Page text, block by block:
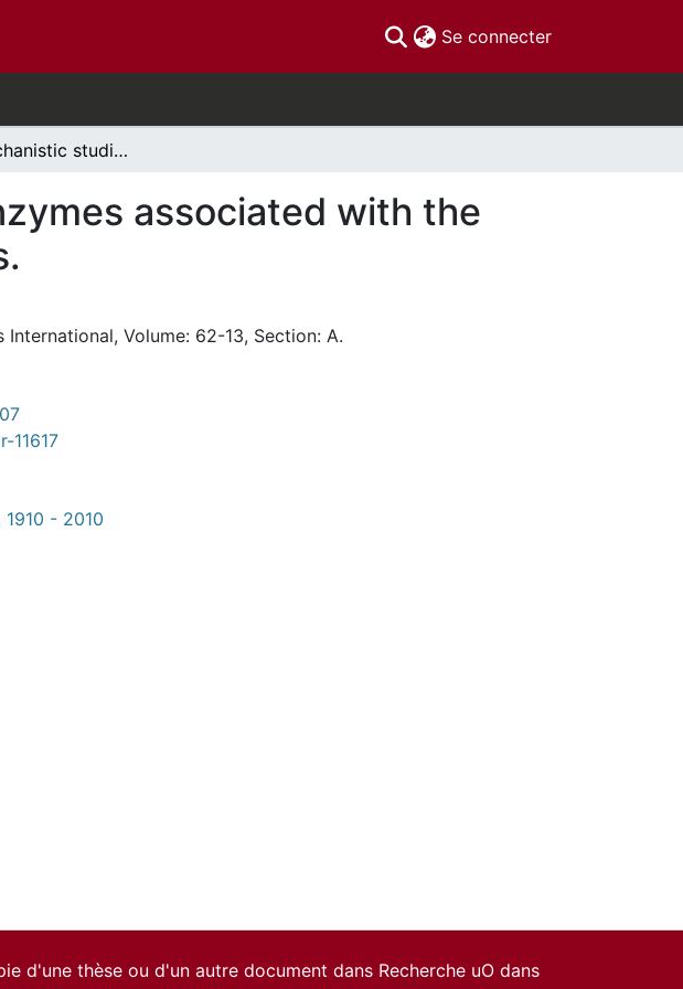
Se connecter(current)
Some mechanistic studies on three enzymes associated with the metabolism of adrenergic transmitters.
associated with the
Volume: 62-13, Section: A.
11617
- 2010
d'une thèse ou d'un autre document dans Recherche uO dans